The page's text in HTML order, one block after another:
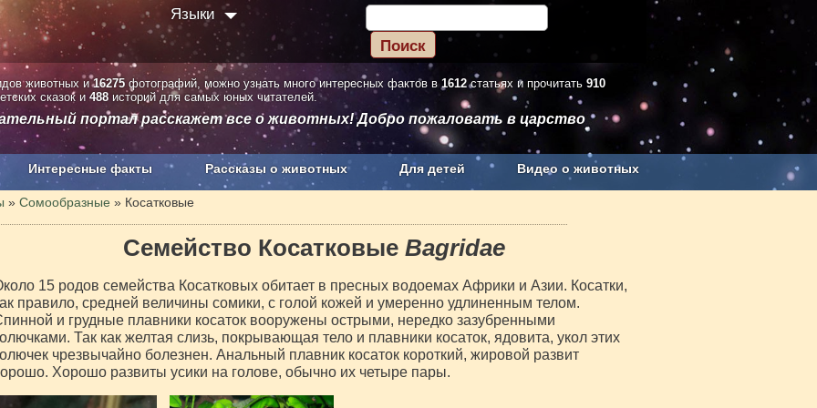
Языки
животных и16275 фотографий, можно узнать много интересных фактов в 1612статьях и прочитать 910
сказок и 488 историй для самых юных читателей.
портал расскажет все о животных! Добро пожаловать в царство
Интересные факты Рассказы о животных Для детей Видео о животных
рекламы
» Сомообразные » Косатковые
Семейство Косатковые Bagridae
15 родов семейства Косатковых обитает в пресных водоемах Африки и Азии. Косатки,
правило, средней величины сомики, с голой кожей и умеренно удлиненным телом.
и грудные плавники косаток вооружены острыми, нередко зазубренными
Так как желтая слизь, покрывающая тело и плавники косаток, ядовита, укол этих
чрезвычайно болезнен. Анальный плавник косаток короткий, жировой развит
Хорошо развиты усики на голове, обычно их четыре пары.